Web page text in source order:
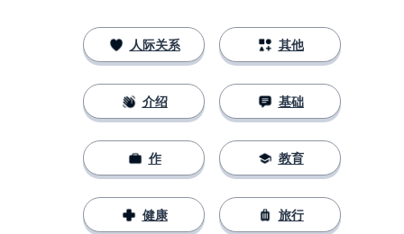
人际关系
介绍
作
健康
其他
基础
教育
旅行